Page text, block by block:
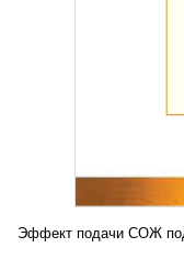
Эффект подачи СОЖ под